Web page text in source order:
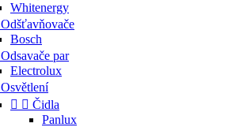
Whitenergy
Odšťavňovače
Bosch
Odsavače par
Electrolux
Osvětlení
  Čidla
Panlux